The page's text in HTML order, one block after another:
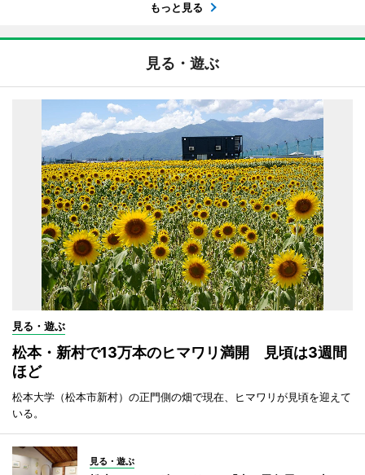
もっと見る
見る・遊ぶ
見る・遊ぶ
松本・新村で13万本のヒマワリ満開 見頃は3週間
ほど
松本大学（松本市新村）の正門側の畑で現在、ヒマワリが見頃を迎えて
いる。
見る・遊ぶ